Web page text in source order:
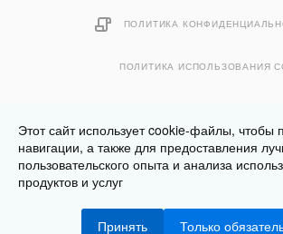
ПОЛИТИКА
ПОЛИТИКА ИСПОЛЬЗОВАНИЯ
Разработано в
2026 © Финист - интернет-магазин
Этот сайт использует cookie-файлы, чтобы
навигации, а также для предоставления
пользовательского опыта и анализа
продуктов и услуг
Принять Только